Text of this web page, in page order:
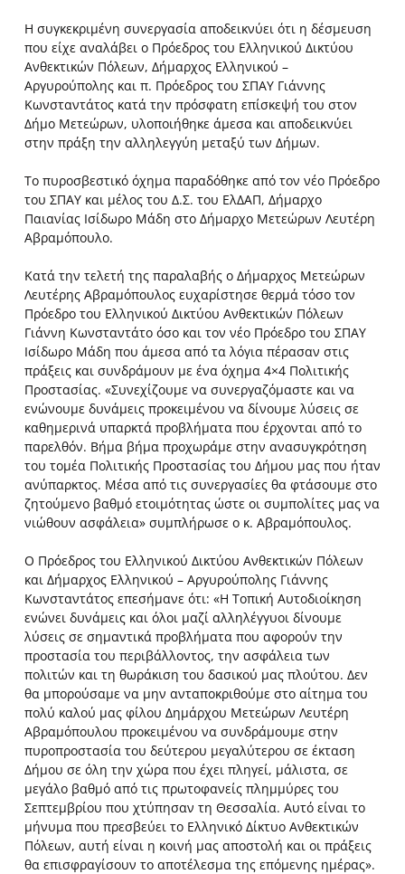
Η συγκεκριμένη συνεργασία αποδεικνύει ότι η δέσμευση
που είχε αναλάβει ο Πρόεδρος του Ελληνικού Δικτύου
Ανθεκτικών Πόλεων, Δήμαρχος Ελληνικού –
Αργυρούπολης και π. Πρόεδρος του ΣΠΑΥ Γιάννης
Κωνσταντάτος κατά την πρόσφατη επίσκεψή του στον
Δήμο Μετεώρων, υλοποιήθηκε άμεσα και αποδεικνύει
στην πράξη την αλληλεγγύη μεταξύ των Δήμων.
Το πυροσβεστικό όχημα παραδόθηκε από τον νέο Πρόεδρο
του ΣΠΑΥ και μέλος του Δ.Σ. του ΕλΔΑΠ, Δήμαρχο
Παιανίας Ισίδωρο Μάδη στο Δήμαρχο Μετεώρων Λευτέρη
Αβραμόπουλο.
Κατά την τελετή της παραλαβής ο Δήμαρχος Μετεώρων
Λευτέρης Αβραμόπουλος ευχαρίστησε θερμά τόσο τον
Πρόεδρο του Ελληνικού Δικτύου Ανθεκτικών Πόλεων
Γιάννη Κωνσταντάτο όσο και τον νέο Πρόεδρο του ΣΠΑΥ
Ισίδωρο Μάδη που άμεσα από τα λόγια πέρασαν στις
πράξεις και συνδράμουν με ένα όχημα 4×4 Πολιτικής
Προστασίας. «Συνεχίζουμε να συνεργαζόμαστε και να
ενώνουμε δυνάμεις προκειμένου να δίνουμε λύσεις σε
καθημερινά υπαρκτά προβλήματα που έρχονται από το
παρελθόν. Βήμα βήμα προχωράμε στην ανασυγκρότηση
του τομέα Πολιτικής Προστασίας του Δήμου μας που ήταν
ανύπαρκτος. Μέσα από τις συνεργασίες θα φτάσουμε στο
ζητούμενο βαθμό ετοιμότητας ώστε οι συμπολίτες μας να
νιώθουν ασφάλεια» συμπλήρωσε ο κ. Αβραμόπουλος.
Ο Πρόεδρος του Ελληνικού Δικτύου Ανθεκτικών Πόλεων
και Δήμαρχος Ελληνικού – Αργυρούπολης Γιάννης
Κωνσταντάτος επεσήμανε ότι: «H Τοπική Αυτοδιοίκηση
ενώνει δυνάμεις και όλοι μαζί αλληλέγγυοι δίνουμε
λύσεις σε σημαντικά προβλήματα που αφορούν την
προστασία του περιβάλλοντος, την ασφάλεια των
πολιτών και τη θωράκιση του δασικού μας πλούτου. Δεν
θα μπορούσαμε να μην ανταποκριθούμε στο αίτημα του
πολύ καλού μας φίλου Δημάρχου Μετεώρων Λευτέρη
Αβραμόπουλου προκειμένου να συνδράμουμε στην
πυροπροστασία του δεύτερου μεγαλύτερου σε έκταση
Δήμου σε όλη την χώρα που έχει πληγεί, μάλιστα, σε
μεγάλο βαθμό από τις πρωτοφανείς πλημμύρες του
Σεπτεμβρίου που χτύπησαν τη Θεσσαλία. Αυτό είναι το
μήνυμα που πρεσβεύει το Ελληνικό Δίκτυο Ανθεκτικών
Πόλεων, αυτή είναι η κοινή μας αποστολή και οι πράξεις
θα επισφραγίσουν το αποτέλεσμα της επόμενης ημέρας».